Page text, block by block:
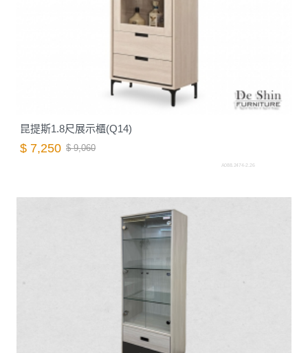
昆提斯1.8尺展示櫃(Q14)
$ 7,250 $ 9,060
A088.2474-2.26